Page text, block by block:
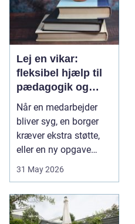
Lej en vikar:
fleksibel hjælp til
pædagogik og
sundhed
Når en medarbejder
bliver syg, en borger
kræver ekstra støtte,
eller en ny opgave
opstår fra dag til...
31 May 2026